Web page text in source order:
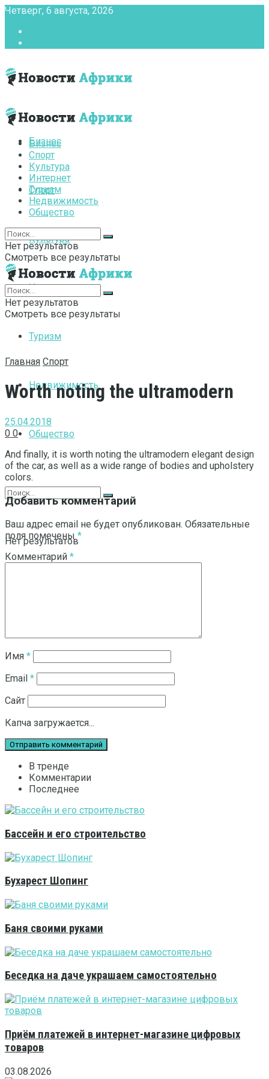
Четверг, 6 августа, 2026
Бизнес
Спорт
Культура
Интернет
Туризм
Недвижимость
Общество
Нет результатов
Бизнес
Спорт
Культура
Интернет
Туризм
Недвижимость
Общество
Нет результатов
Смотреть все результаты
Нет результатов
Смотреть все результаты
Главная Спорт
Worth noting the ultramodern
25.04.2018
0 0
And finally, it is worth noting the ultramodern elegant design
of the car, as well as a wide range of bodies and upholstery
colors.
Добавить комментарий
Ваш адрес email не будет опубликован. Обязательные
поля помечены *
Комментарий *
Имя *
Email *
Сайт
Капча загружается...
В тренде
Комментарии
Последнее
Бассейн и его строительство
Бухарест Шопинг
Баня своими руками
Беседка на даче украшаем самостоятельно
Приём платежей в интернет-магазине цифровых
товаров
03.08.2026